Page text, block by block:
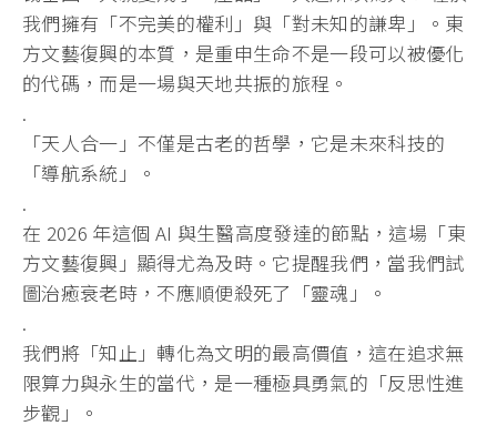
我們擁有「不完美的權利」與「對未知的謙卑」。東
方文藝復興的本質，是重申生命不是一段可以被優化
的代碼，而是一場與天地共振的旅程。
.
「天人合一」不僅是古老的哲學，它是未來科技的
「導航系統」。
.
在 2026 年這個 AI 與生醫高度發達的節點，這場「東
方文藝復興」顯得尤為及時。它提醒我們，當我們試
圖治癒衰老時，不應順便殺死了「靈魂」。
.
我們將「知止」轉化為文明的最高價值，這在追求無
限算力與永生的當代，是一種極具勇氣的「反思性進
步觀」。